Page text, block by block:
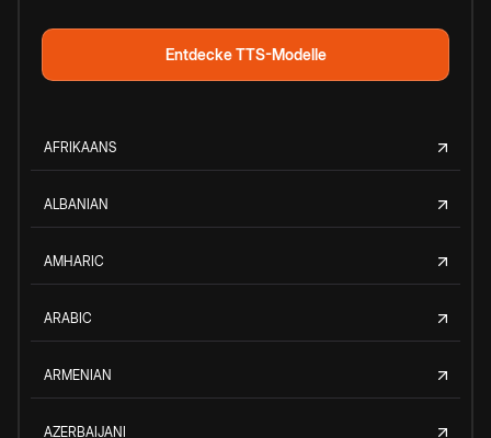
Entdecke TTS-Modelle
AFRIKAANS
ALBANIAN
AMHARIC
ARABIC
ARMENIAN
AZERBAIJANI